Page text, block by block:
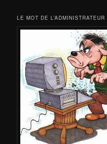
LE MOT DE L’ADMINISTRATEUR